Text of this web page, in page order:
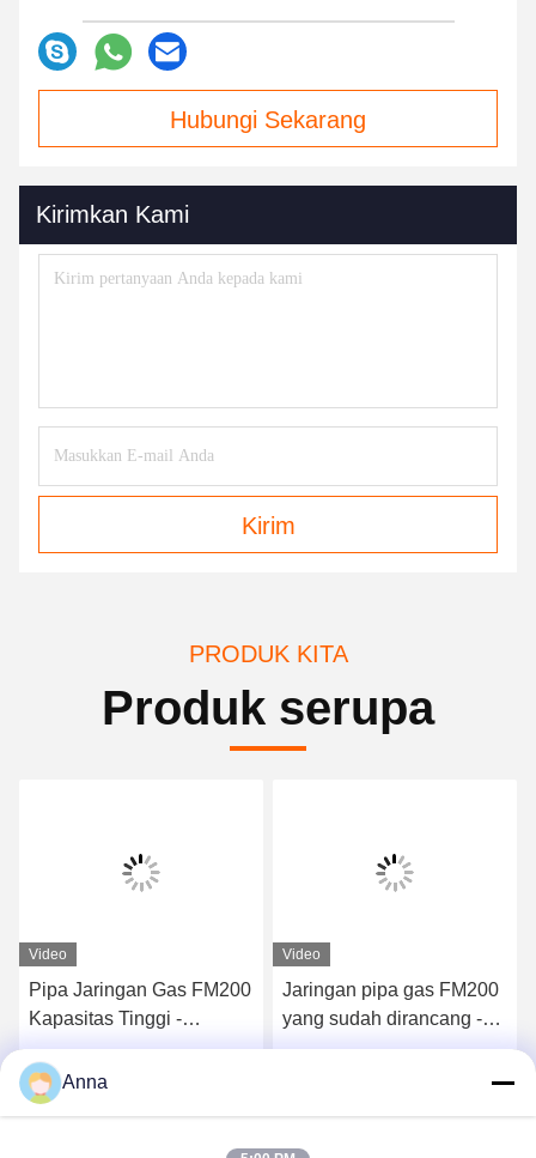
Hubungi Sekarang
Kirimkan Kami
Kirim
PRODUK KITA
Produk serupa
Video
Pipa Jaringan Gas FM200
Kapasitas Tinggi -
Peralatan Pemadam
Kebakaran Tingkat
Profesional
Dapatkan Harga Terbaik
Video
Jaringan pipa gas FM200
yang sudah dirancang -
Sistem gas inert yang
Dapatkan Harga Terbaik
Anna